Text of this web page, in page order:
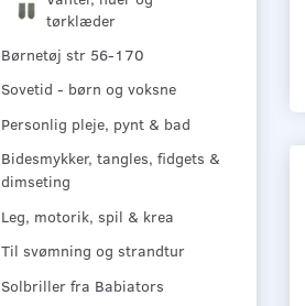
tørklæder
Børnetøj str 56-170
Sovetid - børn og voksne
Personlig pleje, pynt & bad
Bidesmykker, tangles, fidgets &
dimseting
Leg, motorik, spil & krea
Til svømning og strandtur
Solbriller fra Babiators